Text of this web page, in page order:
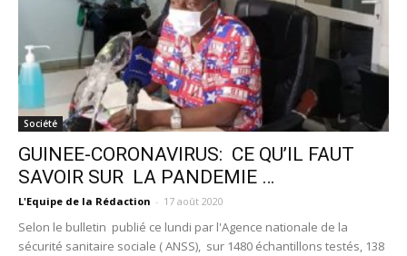
Société
GUINEE-CORONAVIRUS: CE QU’IL FAUT
SAVOIR SUR LA PANDEMIE …
L'Equipe de la Rédaction - 17 août 2020
Selon le bulletin publié ce lundi par l'Agence nationale de la
sécurité sanitaire sociale ( ANSS), sur 1480 échantillons testés, 138